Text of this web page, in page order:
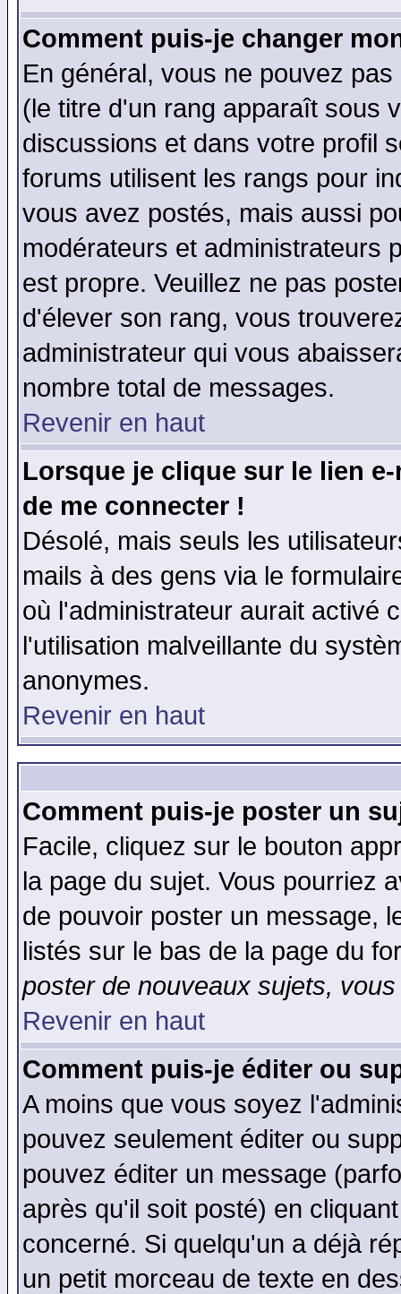
Comment puis-je changer
En général, vous ne pouvez
(le titre d'un rang apparaît sous
discussions et dans votre profil
forums utilisent les rangs pour
vous avez postés, mais aussi
modérateurs et administrateurs
est propre. Veuillez ne pas
d'élever son rang, vous
administrateur qui vous
nombre total de messages.
Revenir en haut
Lorsque je clique sur le lien
de me connecter !
Désolé, mais seuls les
mails à des gens via le
où l'administrateur aurait activé
l'utilisation malveillante du
anonymes.
Revenir en haut
Comment puis-je poster un
Facile, cliquez sur le bouton
la page du sujet. Vous pourriez
de pouvoir poster un message,
listés sur le bas de la page du
poster de nouveaux sujets,
Revenir en haut
Comment puis-je éditer ou
A moins que vous soyez
pouvez seulement éditer ou
pouvez éditer un message
après qu'il soit posté) en
concerné. Si quelqu'un a déjà
un petit morceau de texte en